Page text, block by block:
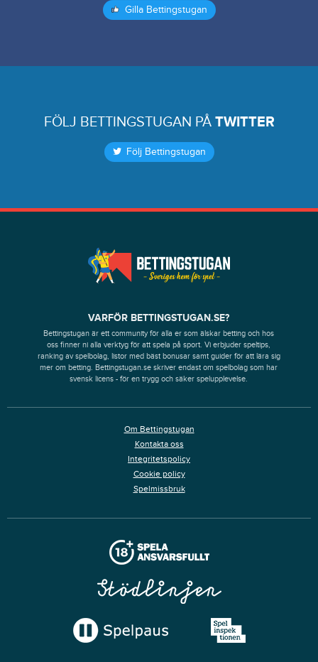
Gilla Bettingstugan
FÖLJ BETTINGSTUGAN PÅ TWITTER
Följ Bettingstugan
VARFÖR BETTINGSTUGAN.SE?
Bettingstugan är ett community för alla er som älskar betting och hos
oss finner ni alla verktyg för att spela på sport. Vi erbjuder speltips,
ranking av spelbolag, listor med bäst bonusar samt guider för att lära sig
mer om betting. Bettingstugan.se skriver endast om spelbolag som har
svensk licens - för en trygg och säker spelupplevelse.
Om Bettingstugan
Kontakta oss
Integritetspolicy
Cookie policy
Spelmissbruk